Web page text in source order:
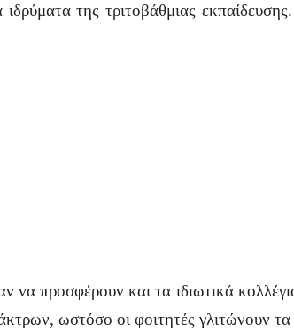
της τριτοβάθμιας
να προσφέρουν και τα ιδιωτικά
ωστόσο οι φοιτητές γλιτώνουν